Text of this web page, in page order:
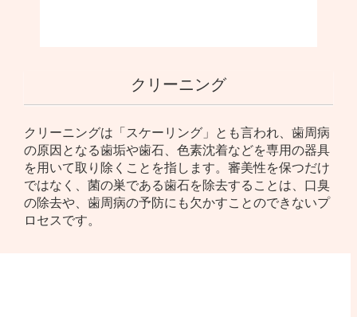
クリーニング
クリーニングは「スケーリング」とも言われ、歯周病
の原因となる歯垢や歯石、色素沈着などを専用の器具
を用いて取り除くことを指します。審美性を保つだけ
ではなく、菌の巣である歯石を除去することは、口臭
の除去や、歯周病の予防にも欠かすことのできないプ
ロセスです。